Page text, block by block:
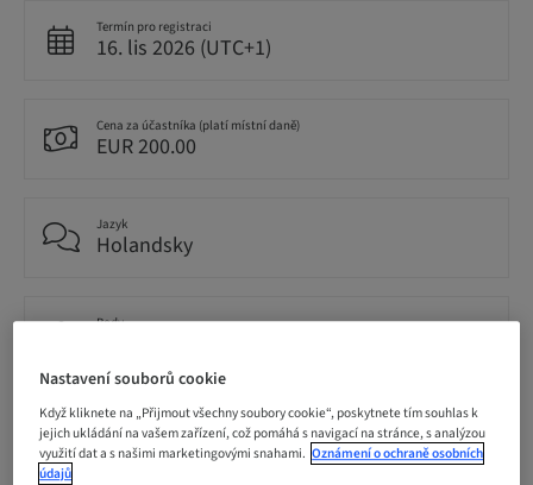
Termín pro registraci
16. lis 2026 (UTC+1)
Cena za účastníka (platí místní daně)
EUR 200.00
Jazyk
Holandsky
Body
Metoda doručení
Theoretical
Nastavení souborů cookie
Když kliknete na „Přijmout všechny soubory cookie“, poskytnete tím souhlas k
jejich ukládání na vašem zařízení, což pomáhá s navigací na stránce, s analýzou
využití dat a s našimi marketingovými snahami. Oznámení o ochraně osobních
údajů